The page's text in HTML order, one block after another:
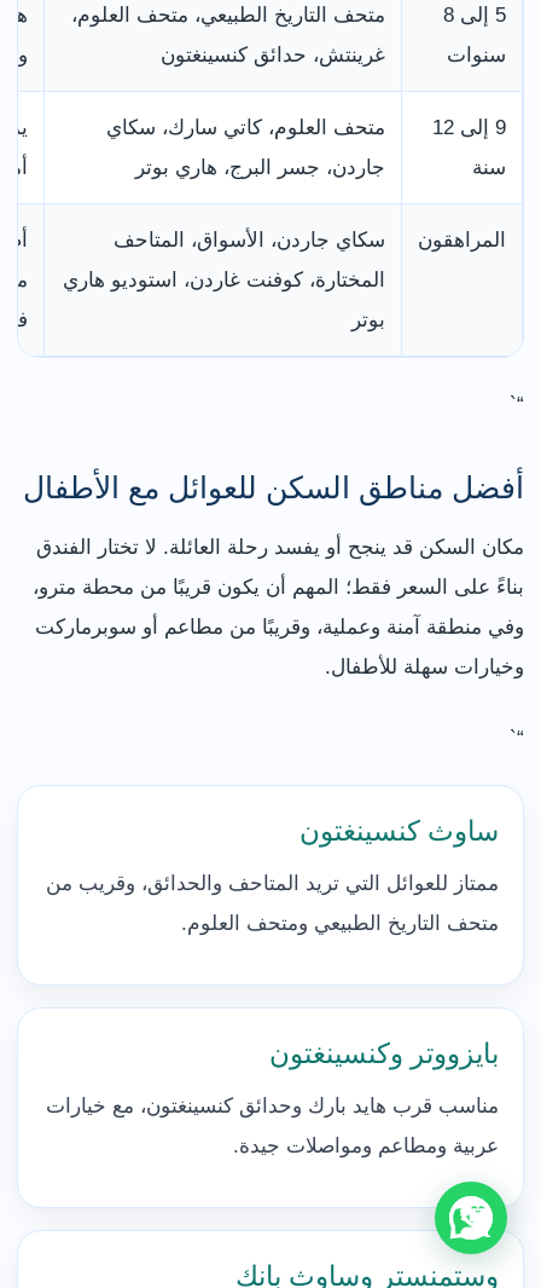
5 إلى 8
سنوات
متحف التاريخ الطبيعي، متحف العلوم،
غرينتش، حدائق كنسينغتون
9 إلى 12
سنة
متحف العلوم، كاتي سارك، سكاي
جاردن، جسر البرج، هاري بوتر
المراهقون
سكاي جاردن، الأسواق، المتاحف
المختارة، كوفنت غاردن، استوديو هاري
بوتر
“`
أفضل مناطق السكن للعوائل مع الأطفال
مكان السكن قد ينجح أو يفسد رحلة العائلة. لا تختار الفندق
بناءً على السعر فقط؛ المهم أن يكون قريبًا من محطة مترو،
وفي منطقة آمنة وعملية، وقريبًا من مطاعم أو سوبرماركت
وخيارات سهلة للأطفال.
“`
ساوث كنسينغتون
ممتاز للعوائل التي تريد المتاحف والحدائق، وقريب من
متحف التاريخ الطبيعي ومتحف العلوم.
بايزووتر وكنسينغتون
مناسب قرب هايد بارك وحدائق كنسينغتون، مع خيارات
عربية ومطاعم ومواصلات جيدة.
وستمنستر وساوث بانك